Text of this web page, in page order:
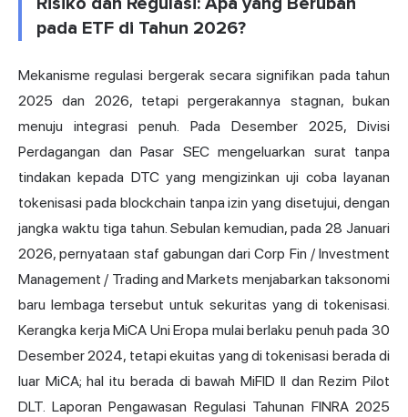
pada ETF di Tahun 2026?
Mekanisme regulasi bergerak secara signifikan pada tahun
2025 dan 2026, tetapi pergerakannya stagnan, bukan
menuju integrasi penuh. Pada Desember 2025, Divisi
Perdagangan dan Pasar SEC mengeluarkan surat tanpa
tindakan kepada DTC yang mengizinkan uji coba layanan
tokenisasi pada blockchain tanpa izin yang disetujui, dengan
jangka waktu tiga tahun. Sebulan kemudian, pada 28 Januari
2026, pernyataan staf gabungan dari Corp Fin / Investment
Management / Trading and Markets menjabarkan taksonomi
baru lembaga tersebut untuk sekuritas yang di tokenisasi.
Kerangka kerja MiCA Uni Eropa mulai berlaku penuh pada 30
Desember 2024, tetapi ekuitas yang di tokenisasi berada di
luar MiCA; hal itu berada di bawah MiFID II dan Rezim Pilot
DLT. Laporan Pengawasan Regulasi Tahunan FINRA 2025